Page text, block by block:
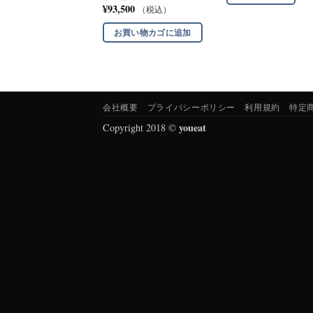
¥93,500 （税込）
お買い物カゴに追加
会社概要 プライバシーポリシー 利用規約 特定
Copyright 2018 © youeat